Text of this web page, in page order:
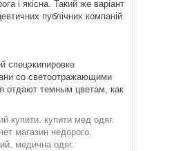
і якісна. Такий же варіант
публічних компаній
спецэкипировке
со светоотражающими
отдают темным цветам, как
купити. купити мед одяг.
магазин недорого.
. медична одяг.